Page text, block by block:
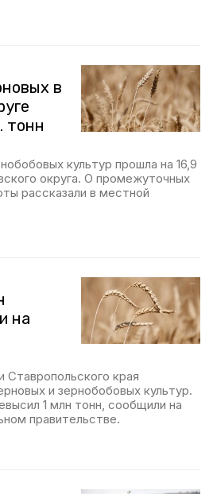
в
тонн
культур прошла на 16,9
округа. О промежуточных
рассказали в местной
на
Ставропольского края
и зернобобовых культур.
1 млн тонн, сообщили на
правительстве.